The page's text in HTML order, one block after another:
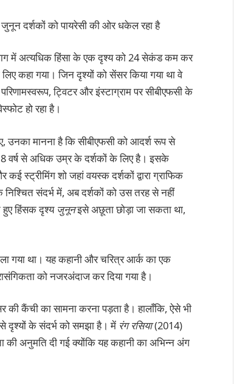
दर्शकों को पायरेसी की ओर धकेल रहा है
में अत्यधिक हिंसा के एक दृश्य को 24 सेकंड कम कर
कहा गया। जिन दृश्यों को सेंसर किया गया था वे
ट्विटर और इंस्टाग्राम पर सीबीएफसी के
हो रहा है।
उनका मानना ​​है कि सीबीएफसी को आदर्श रूप से
वर्ष से अधिक उम्र के दर्शकों के लिए है। इसके
स्ट्रीमिंग शो जहां वयस्क दर्शकों द्वारा ग्राफिक
संदर्भ में, अब दर्शकों को उस तरह से नहीं
हिंसक दृश्य जुनूनइसे अछूता छोड़ा जा सकता था,
गया था। यह कहानी और चरित्र आर्क का एक
को नजरअंदाज कर दिया गया है।
कैंची का सामना करना पड़ता है। हालाँकि, ऐसे भी
दृश्यों के संदर्भ को समझा है। में रंग रसिया(2014)
की अनुमति दी गई क्योंकि यह कहानी का अभिन्न अंग